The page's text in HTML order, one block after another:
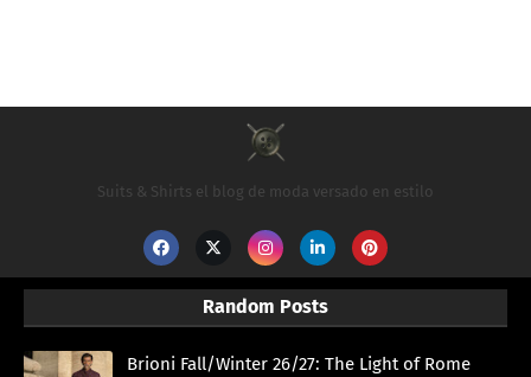
Suits & Shirts el blog de moda versado en estilo
Random Posts
Brioni Fall/Winter 26/27: The Light of Rome